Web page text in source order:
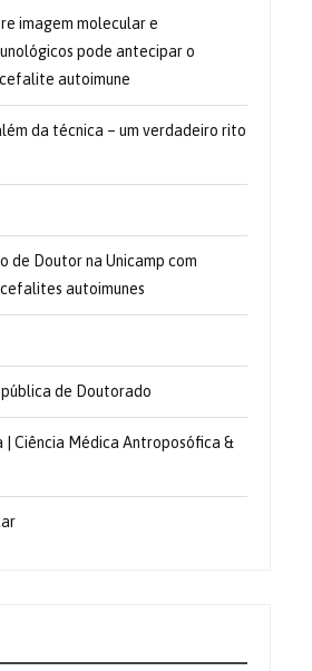
imagem molecular e
pode antecipar o
autoimune
da técnica – um verdadeiro rito
de Doutor na Unicamp com
autoimunes
de Doutorado
| Ciência Médica Antroposófica &